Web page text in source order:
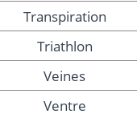
Transpiration
Triathlon
Veines
Ventre